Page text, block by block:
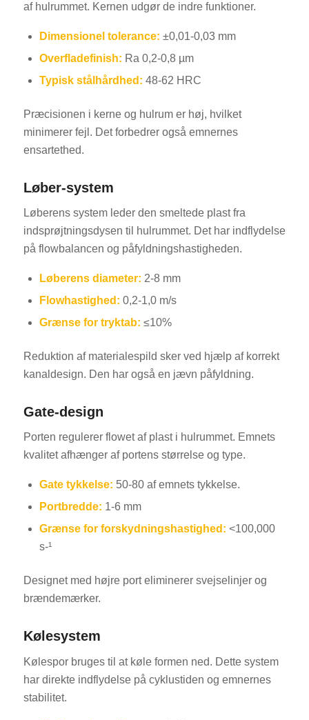
af hulrummet. Kernen udgør de indre funktioner.
Dimensionel tolerance: ±0,01-0,03 mm
Overfladefinish: Ra 0,2-0,8 µm
Typisk stålhårdhed: 48-62 HRC
Præcisionen i kerne og hulrum er høj, hvilket
minimerer fejl. Det forbedrer også emnernes
ensartethed.
Løber-system
Løberens system leder den smeltede plast fra
indsprøjtningsdysen til hulrummet. Det har indflydelse
på flowbalancen og påfyldningshastigheden.
Løberens diameter: 2-8 mm
Flowhastighed: 0,2-1,0 m/s
Grænse for tryktab: ≤10%
Reduktion af materialespild sker ved hjælp af korrekt
kanaldesign. Den har også en jævn påfyldning.
Gate-design
Porten regulerer flowet af plast i hulrummet. Emnets
kvalitet afhænger af portens størrelse og type.
Gate tykkelse: 50-80 af emnets tykkelse.
Portbredde: 1-6 mm
Grænse for forskydningshastighed: <100,000
s-¹
Designet med højre port eliminerer svejselinjer og
brændemærker.
Kølesystem
Kølespor bruges til at køle formen ned. Dette system
har direkte indflydelse på cyklustiden og emnernes
stabilitet.